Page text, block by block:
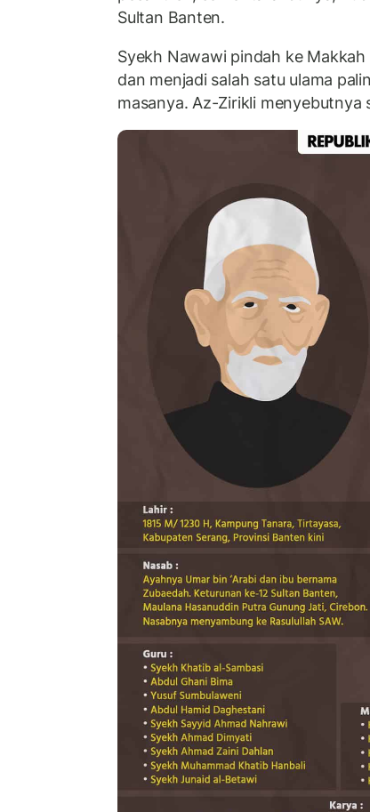
Sultan Banten.
Syekh Nawawi pindah ke
dan menjadi salah satu ulama
masanya. Az-Zirikli menyebutnya